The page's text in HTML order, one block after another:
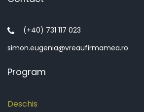
(+40) 731 117 023
simon.eugenia@vreaufirmamea.ro
Program
Deschis